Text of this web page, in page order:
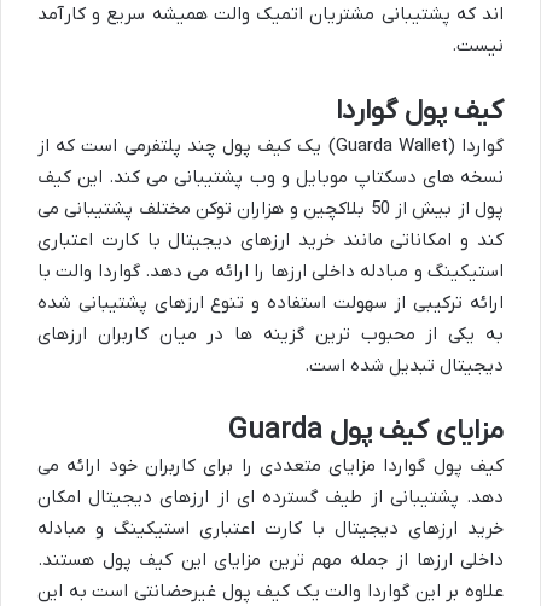
اند که پشتیبانی مشتریان اتمیک والت همیشه سریع و کارآمد
نیست.
کیف پول گواردا
گواردا (Guarda Wallet) یک کیف پول چند پلتفرمی است که از
نسخه های دسکتاپ موبایل و وب پشتیبانی می کند. این کیف
پول از بیش از 50 بلاکچین و هزاران توکن مختلف پشتیبانی می
کند و امکاناتی مانند خرید ارزهای دیجیتال با کارت اعتباری
استیکینگ و مبادله داخلی ارزها را ارائه می دهد. گواردا والت با
ارائه ترکیبی از سهولت استفاده و تنوع ارزهای پشتیبانی شده
به یکی از محبوب ترین گزینه ها در میان کاربران ارزهای
دیجیتال تبدیل شده است.
مزایای کیف پول Guarda
کیف پول گواردا مزایای متعددی را برای کاربران خود ارائه می
دهد. پشتیبانی از طیف گسترده ای از ارزهای دیجیتال امکان
خرید ارزهای دیجیتال با کارت اعتباری استیکینگ و مبادله
داخلی ارزها از جمله مهم ترین مزایای این کیف پول هستند.
علاوه بر این گواردا والت یک کیف پول غیرحضانتی است به این